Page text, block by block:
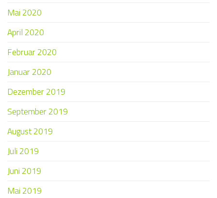
Mai 2020
April 2020
Februar 2020
Januar 2020
Dezember 2019
September 2019
August 2019
Juli 2019
Juni 2019
Mai 2019